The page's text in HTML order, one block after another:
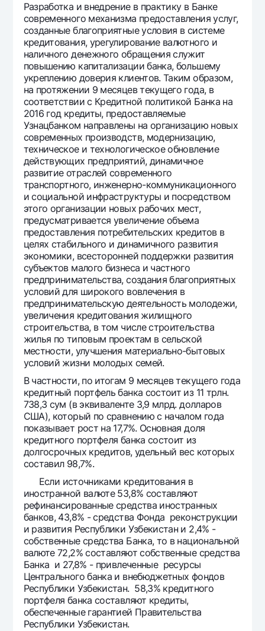
Разработка и внедрение в практику в Банке
современного механизма предоставления услуг,
созданные благоприятные условия в системе
кредитования, урегулирование валютного и
наличного денежного обращения служит
повышению капитализации банка, большему
укреплению доверия клиентов. Таким образом,
на протяжении 9 месяцев текущего года, в
соответствии с Кредитной политикой Банка на
2016 год кредиты, предоставляемые
Узнацбанком направлены на организацию новых
современных производств, модернизацию,
техническое и технологическое обновление
действующих предприятий, динамичное
развитие отраслей современного
транспортного, инженерно-коммуникационного
и социальной инфраструктуры и посредством
этого организации новых рабочих мест,
предусматривается увеличение объема
предоставления потребительских кредитов в
целях стабильного и динамичного развития
экономики, всесторонней поддержки развития
субъектов малого бизнеса и частного
предпринимательства, создания благоприятных
условий для широкого вовлечения в
предпринимательскую деятельность молодежи,
увеличения кредитования жилищного
строительства, в том числе строительства
жилья по типовым проектам в сельской
местности, улучшения материально-бытовых
условий жизни молодых семей.
В частности, по итогам 9 месяцев текущего года
кредитный портфель банка состоит из 11 трлн.
738,3 сум (в эквиваленте 3,9 млрд. долларов
США), который по сравнению с началом года
показывает рост на 17,7%. Основная доля
кредитного портфеля банка состоит из
долгосрочных кредитов, удельный вес которых
составил 98,7%.
Если источниками кредитования в
иностранной валюте 53,8% составляют
рефинансированные средства иностранных
банков, 43,8% - средства Фонда реконструкции
и развития Республики Узбекистан и 2,4% -
собственные средства Банка, то в национальной
валюте 72,2% составляют собственные средства
Банка и 27,8% - привлеченные ресурсы
Центрального банка и внебюджетных фондов
Республики Узбекистан. 58,3% кредитного
портфеля банка составляют кредиты,
обеспеченные гарантией Правительства
Республики Узбекистан.